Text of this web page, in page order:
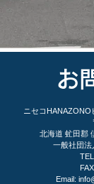
お
ニセコHANAZONO
北海道 虻田郡
一般社団法
Email: